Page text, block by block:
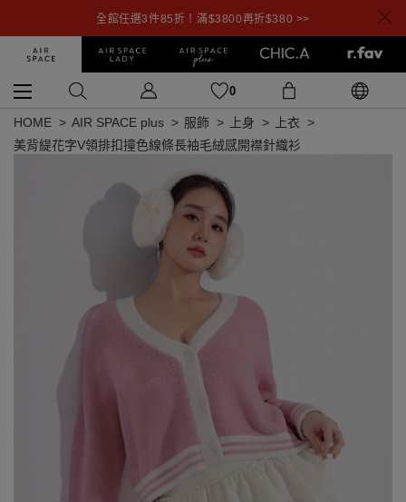
全館任選3件85折！滿$3800再折$380 >>
0
HOME AIR SPACE plus 服飾 上身
上衣
美背緹花字V領排扣撞色線條長袖毛絨感開襟針織衫